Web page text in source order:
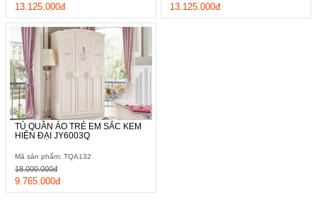
13.125.000đ 13.125.000đ
TỦ QUẦN ÁO TRẺ EM SẮC KEM
HIỆN ĐẠI JY6003Q
Mã sản phẩm: TQA132
9.765.000đ
18.000.000đ